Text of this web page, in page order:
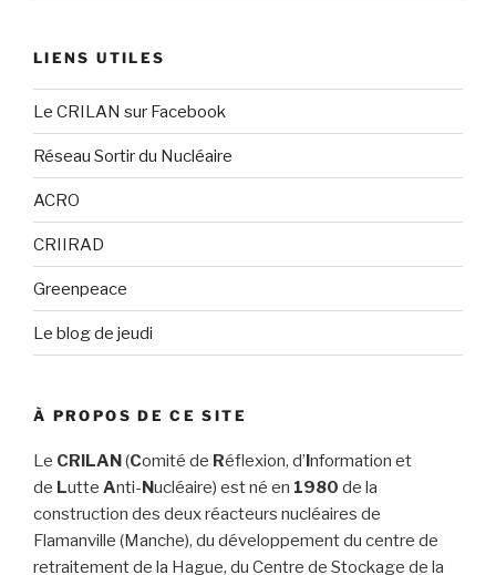
LIENS UTILES
Le CRILAN sur Facebook
Réseau Sortir du Nucléaire
ACRO
CRIIRAD
Greenpeace
Le blog de jeudi
À PROPOS DE CE SITE
Le CRILAN(Comité de Réflexion, d’Information et
de Lutte Anti-Nucléaire) est né en 1980 de la
construction des deux réacteurs nucléaires de
Flamanville (Manche), du développement du centre de
retraitement de la Hague, du Centre de Stockage de la